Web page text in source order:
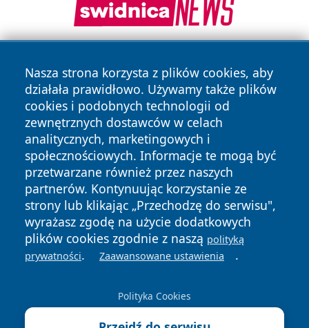
Nasza strona korzysta z plików cookies, aby
działała prawidłowo. Używamy także plików
cookies i podobnych technologii od
zewnętrznych dostawców w celach
analitycznych, marketingowych i
społecznościowych. Informacje te mogą być
przetwarzane również przez naszych
partnerów. Kontynuując korzystanie ze
strony lub klikając „Przechodzę do serwisu",
wyrażasz zgodę na użycie dodatkowych
plików cookies zgodnie z naszą polityką
prywatności. Zaawansowane ustawienia .
Polityka Cookies
Copyright © 2026 irybnik.pl Wszystkie prawa zastrzeżone.
News Autorzy
Polityka
Prywatności
Polityka
Cookies